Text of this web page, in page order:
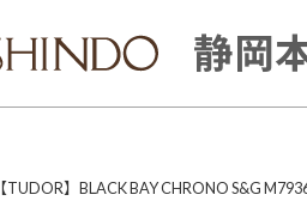
静岡
【TUDOR】BLACK BAY CHRONO S&G